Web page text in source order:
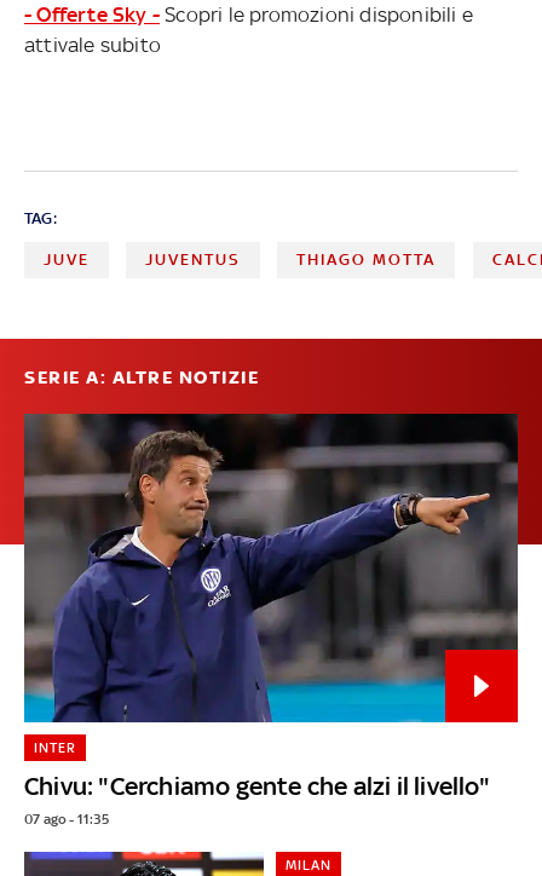
- Offerte Sky - Scopri le promozioni disponibili e
attivale subito
TAG:
JUVE JUVENTUS THIAGO MOTTA
SERIE A: ALTRE NOTIZIE
Chivu: "Cerchiamo gente che alzi il livello"
INTER
07 ago - 11:35
MILAN